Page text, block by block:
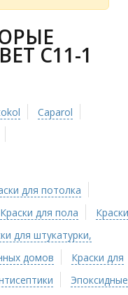
C11-1
Caparol
для потолка
Краски для пола
Краски
для штукатурки,
домов
Краски для
Эпоксидные